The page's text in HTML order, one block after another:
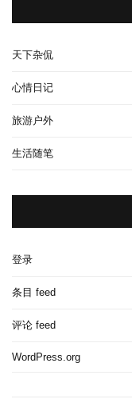
天下杂侃
心情日记
旅游户外
生活随笔
登录
条目 feed
评论 feed
WordPress.org